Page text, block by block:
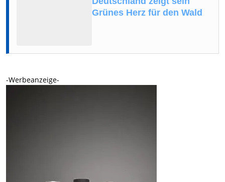
Grünes Herz für den Wald
-Werbeanzeige-